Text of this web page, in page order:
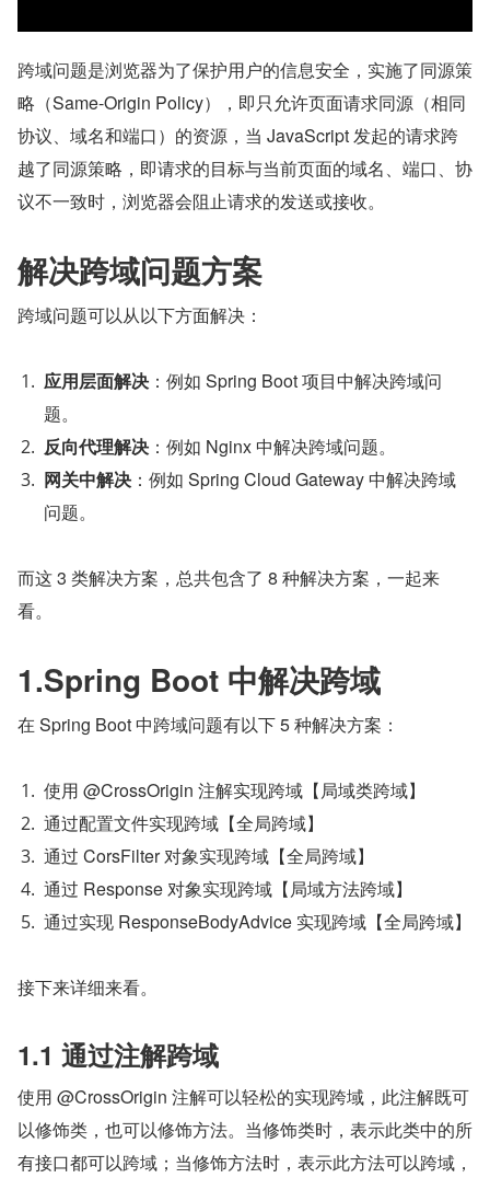
跨域问题是浏览器为了保护用户的信息安全，实施了同源策
略（Same-Origin Policy），即只允许页面请求同源（相同
协议、域名和端口）的资源，当 JavaScript 发起的请求跨
越了同源策略，即请求的目标与当前页面的域名、端口、协
议不一致时，浏览器会阻止请求的发送或接收。
解决跨域问题方案
跨域问题可以从以下方面解决：
应用层面解决 ：例如 Spring Boot 项目中解决跨域问
题。
反向代理解决 ：例如 Nginx 中解决跨域问题。
网关中解决 ：例如 Spring Cloud Gateway 中解决跨域
问题。
而这 3 类解决方案，总共包含了 8 种解决方案，一起来
看。
1.Spring Boot 中解决跨域
在 Spring Boot 中跨域问题有以下 5 种解决方案：
使用 @CrossOrigin 注解实现跨域【局域类跨域】
通过配置文件实现跨域【全局跨域】
通过 CorsFilter 对象实现跨域【全局跨域】
通过 Response 对象实现跨域【局域方法跨域】
通过实现 ResponseBodyAdvice 实现跨域【全局跨域】
接下来详细来看。
1.1 通过注解跨域
使用 @CrossOrigin 注解可以轻松的实现跨域，此注解既可
以修饰类，也可以修饰方法。当修饰类时，表示此类中的所
有接口都可以跨域；当修饰方法时，表示此方法可以跨域，